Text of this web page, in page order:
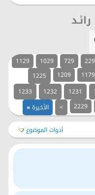
229
729
1029
1129
1179
1209
1225
1231
1232
1233
2229
> الأخيرة»
أدوات الموضوع